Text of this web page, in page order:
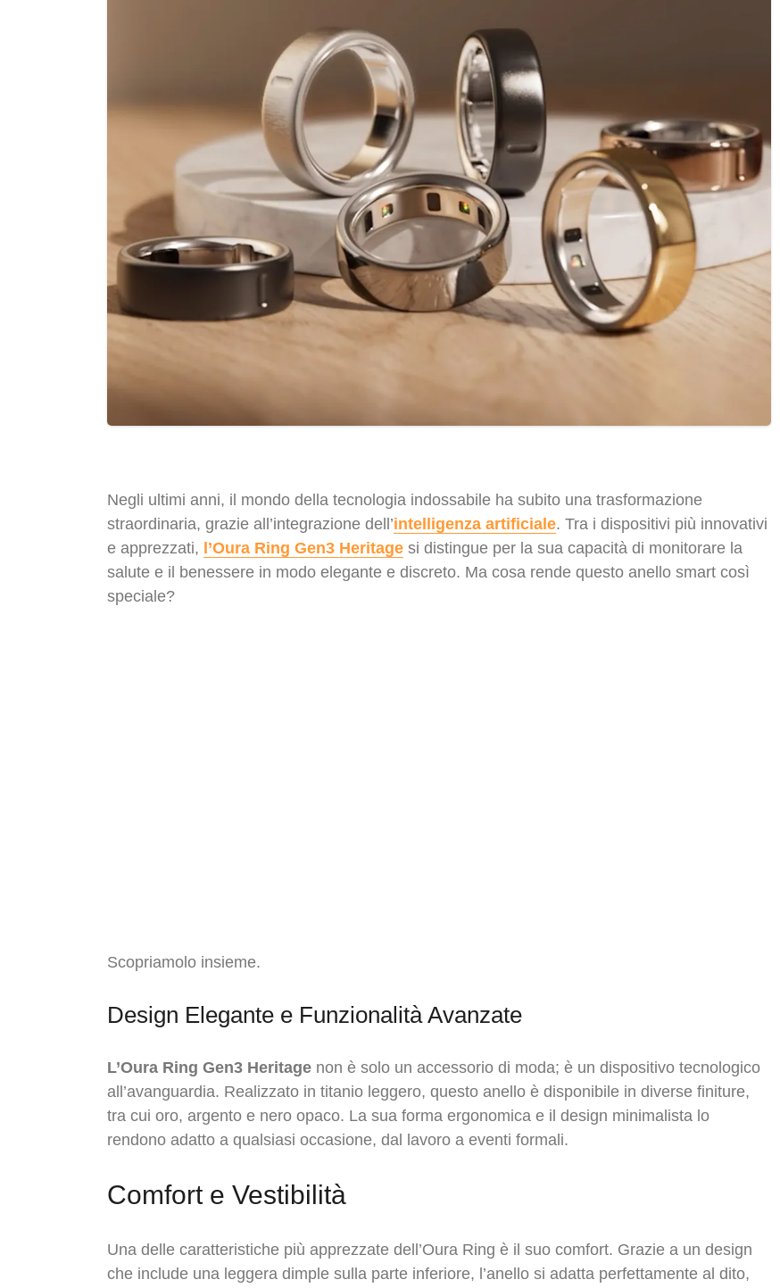
Negli ultimi anni, il mondo della tecnologia indossabile ha subito una trasformazione
straordinaria, grazie all’integrazione dell’intelligenza artificiale. Tra i dispositivi più innovativi
e apprezzati, l’Oura Ring Gen3 Heritage si distingue per la sua capacità di monitorare la
salute e il benessere in modo elegante e discreto. Ma cosa rende questo anello smart così
speciale?
Scopriamolo insieme.
Design Elegante e Funzionalità Avanzate
L’Oura Ring Gen3 Heritage non è solo un accessorio di moda; è un dispositivo tecnologico
all’avanguardia. Realizzato in titanio leggero, questo anello è disponibile in diverse finiture,
tra cui oro, argento e nero opaco. La sua forma ergonomica e il design minimalista lo
rendono adatto a qualsiasi occasione, dal lavoro a eventi formali.
Comfort e Vestibilità
Una delle caratteristiche più apprezzate dell’Oura Ring è il suo comfort. Grazie a un design
che include una leggera dimple sulla parte inferiore, l’anello si adatta perfettamente al dito,